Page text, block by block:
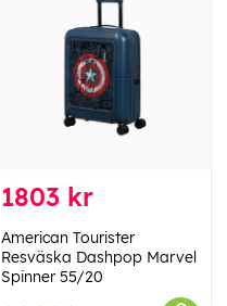
1803 kr
American Tourister
Resväska Dashpop Marvel
Spinner 55/20